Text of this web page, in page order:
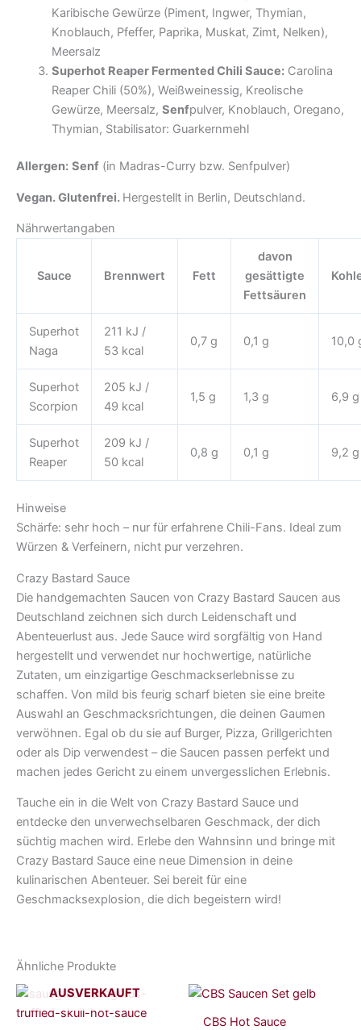
Karibische Gewürze (Piment, Ingwer, Thymian,
Knoblauch, Pfeffer, Paprika, Muskat, Zimt, Nelken),
Meersalz
Superhot Reaper Fermented Chili Sauce:Carolina
Reaper Chili (50%), Weißweinessig, Kreolische
Gewürze, Meersalz, Senfpulver, Knoblauch, Oregano,
Thymian, Stabilisator: Guarkernmehl
Allergen: Senf (in Madras-Curry bzw. Senfpulver)
Vegan. Glutenfrei. Hergestellt in Berlin, Deutschland.
Nährwertangaben
Sauce Brennwert Fett
davon
gesättigte
Fettsäuren
Superhot
Naga
211 kJ /
53 kcal
0,7 g 0,1 g 10,0
Superhot
Scorpion
205 kJ /
49 kcal
1,5 g 1,3 g 6,9 g
Superhot
Reaper
209 kJ /
50 kcal
0,8 g 0,1 g 9,2 g
Hinweise
Schärfe: sehr hoch – nur für erfahrene Chili-Fans. Ideal zum
Würzen & Verfeinern, nicht pur verzehren.
Crazy Bastard Sauce
Die handgemachten Saucen von Crazy Bastard Saucen aus
Deutschland zeichnen sich durch Leidenschaft und
Abenteuerlust aus. Jede Sauce wird sorgfältig von Hand
hergestellt und verwendet nur hochwertige, natürliche
Zutaten, um einzigartige Geschmackserlebnisse zu
schaffen. Von mild bis feurig scharf bieten sie eine breite
Auswahl an Geschmacksrichtungen, die deinen Gaumen
verwöhnen. Egal ob du sie auf Burger, Pizza, Grillgerichten
oder als Dip verwendest – die Saucen passen perfekt und
machen jedes Gericht zu einem unvergesslichen Erlebnis.
Tauche ein in die Welt von Crazy Bastard Sauce und
entdecke den unverwechselbaren Geschmack, der dich
süchtig machen wird. Erlebe den Wahnsinn und bringe mit
Crazy Bastard Sauce eine neue Dimension in deine
kulinarischen Abenteuer. Sei bereit für eine
Geschmacksexplosion, die dich begeistern wird!
Ähnliche Produkte
AUSVERKAUFT
CBS Hot Sauce